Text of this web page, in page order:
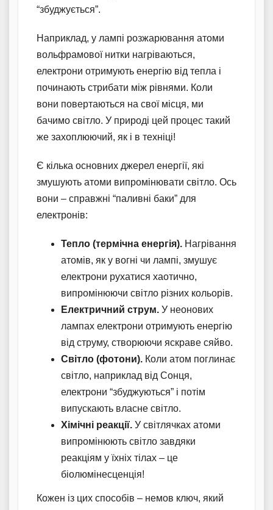
“збуджується”.
Наприклад, у лампі розжарювання атоми
вольфрамової нитки нагріваються,
електрони отримують енергію від тепла і
починають стрибати між рівнями. Коли
вони повертаються на свої місця, ми
бачимо світло. У природі цей процес такий
же захоплюючий, як і в техніці!
Є кілька основних джерел енергії, які
змушують атоми випромінювати світло. Ось
вони – справжні “паливні баки” для
електронів:
Тепло (термічна енергія). Нагрівання
атомів, як у вогні чи лампі, змушує
електрони рухатися хаотично,
випромінюючи світло різних кольорів.
Електричний струм. У неонових
лампах електрони отримують енергію
від струму, створюючи яскраве сяйво.
Світло (фотони). Коли атом поглинає
світло, наприклад від Сонця,
електрони “збуджуються” і потім
випускають власне світло.
Хімічні реакції. У світлячках атоми
випромінюють світло завдяки
реакціям у їхніх тілах – це
біолюмінесценція!
Кожен із цих способів – немов ключ, який